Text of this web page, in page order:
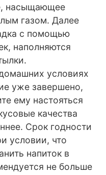
насыщающее
газом. Далее
с помощью
наполняются
условиях
уже завершено,
ему настояться
качества
Срок годности
условии, что
напиток в
не больше